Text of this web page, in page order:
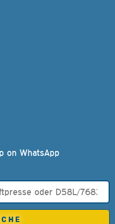
on WhatsApp